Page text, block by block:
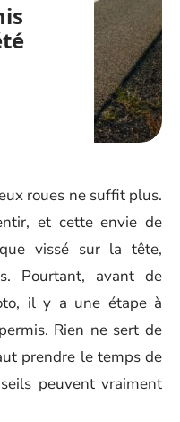
roues ne suffit plus.
et cette envie de
vissé sur la tête,
Pourtant, avant de
il y a une étape à
Rien ne sert de
prendre le temps de
peuvent vraiment